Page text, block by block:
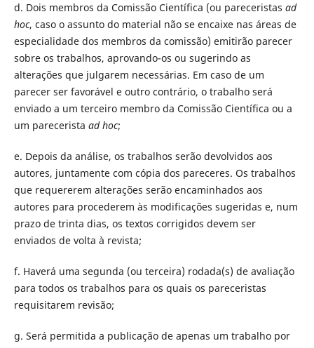
d. Dois membros da Comissão Científica (ou pareceristas ad
hoc, caso o assunto do material não se encaixe nas áreas de
especialidade dos membros da comissão) emitirão parecer
sobre os trabalhos, aprovando-os ou sugerindo as
alterações que julgarem necessárias. Em caso de um
parecer ser favorável e outro contrário, o trabalho será
enviado a um terceiro membro da Comissão Científica ou a
um parecerista ad hoc;
e. Depois da análise, os trabalhos serão devolvidos aos
autores, juntamente com cópia dos pareceres. Os trabalhos
que requererem alterações serão encaminhados aos
autores para procederem às modificações sugeridas e, num
prazo de trinta dias, os textos corrigidos devem ser
enviados de volta à revista;
f. Haverá uma segunda (ou terceira) rodada(s) de avaliação
para todos os trabalhos para os quais os pareceristas
requisitarem revisão;
g. Será permitida a publicação de apenas um trabalho por